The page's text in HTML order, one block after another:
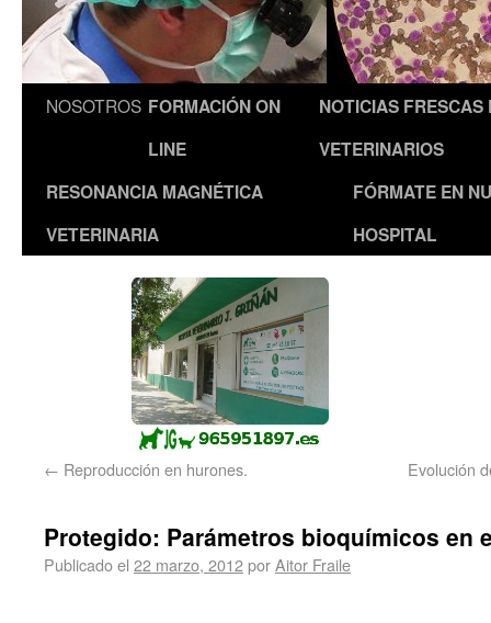
NOSOTROS FORMACIÓN ON
LINE
NOTICIAS FRESCAS
VETERINARIOS
RESONANCIA MAGNÉTICA
VETERINARIA
FÓRMATE EN
HOSPITAL
← Reproducción en hurones. Evolución
Protegido: Parámetros bioquímicos en
Publicado el 22 marzo, 2012porAitor Fraile